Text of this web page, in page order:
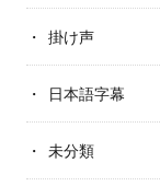
掛け声
日本語字幕
未分類